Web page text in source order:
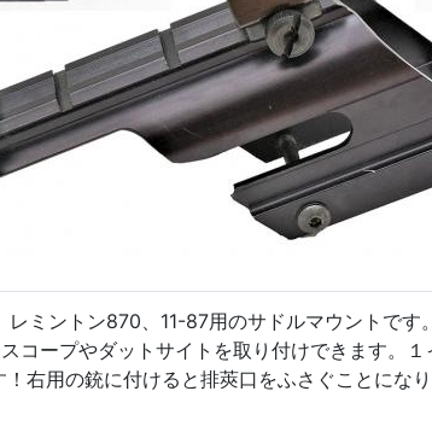
レミントン870、11-87用のサドルマウントです。
コープやダットサイトを取り付けできます。１
右用の銃に付けると排莢口をふさぐことになり